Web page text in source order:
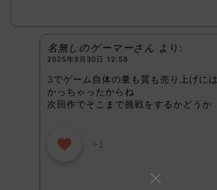
名無しのゲーマーさん より:
2025年9月30日 12:58
3でゲーム自体の量も質も売り上げに
かっちゃったからね
次回作でそこまで挑戦をするかどうか
+1